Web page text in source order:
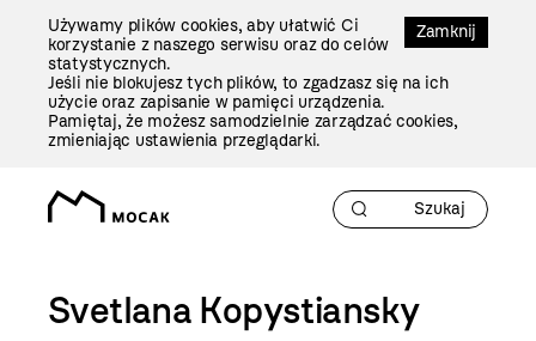
Zamknij
Używamy plików cookies, aby ułatwić Ci
korzystanie z naszego serwisu oraz do celów
statystycznych.
Jeśli nie blokujesz tych plików, to zgadzasz się na ich
użycie oraz zapisanie w pamięci urządzenia.
Pamiętaj, że możesz samodzielnie zarządzać cookies,
zmieniając ustawienia przeglądarki.
Svetlana Kopystiansky